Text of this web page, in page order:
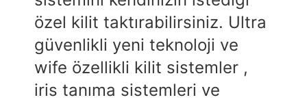
özel kilit taktırabilirsiniz. Ultra
güvenlikli yeni teknoloji ve
wife özellikli kilit sistemler ,
iris tanıma sistemleri ve